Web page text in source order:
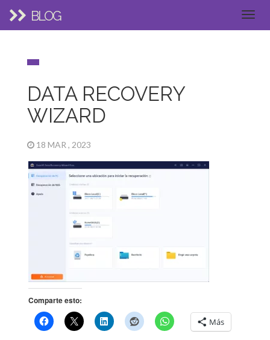
BLOG
DATA RECOVERY
WIZARD
18 MAR , 2023
Comparte esto:
Más